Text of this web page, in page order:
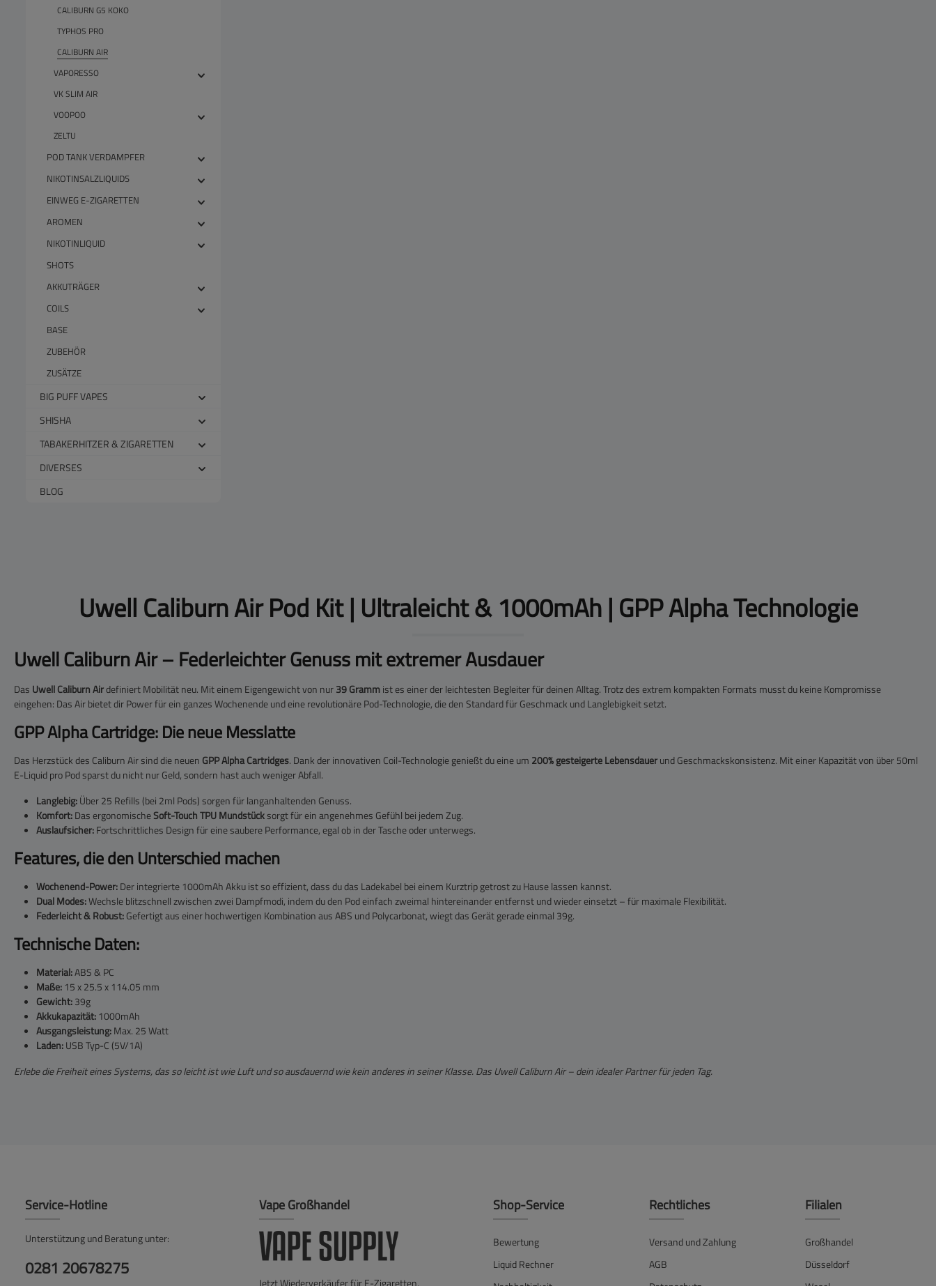
CALIBURN G5 KOKO
TYPHOS PRO
CALIBURN AIR
VAPORESSO
VK SLIM AIR
VOOPOO
ZELTU
POD TANK VERDAMPFER
NIKOTINSALZLIQUIDS
EINWEG E-ZIGARETTEN
AROMEN
NIKOTINLIQUID
SHOTS
AKKUTRÄGER
COILS
BASE
ZUBEHÖR
ZUSÄTZE
BIG PUFF VAPES
SHISHA
TABAKERHITZER & ZIGARETTEN
DIVERSES
BLOG
Uwell Caliburn Air Pod Kit | Ultraleicht & 1000mAh | GPP Alpha Technologie
Uwell Caliburn Air – Federleichter Genuss mit extremer Ausdauer
Das Uwell Caliburn Airdefiniert Mobilität neu. Mit einem Eigengewicht von nur39 Grammist es einer der leichtesten Begleiter für deinen Alltag. Trotz des extrem kompakten Formats musst du keine Kompromisse
eingehen: Das Air bietet dir Power für ein ganzes Wochenende und eine revolutionäre Pod-Technologie, die den Standard für Geschmack und Langlebigkeit setzt.
GPP Alpha Cartridge: Die neue Messlatte
Das Herzstück des Caliburn Air sind die neuen GPP Alpha Cartridges. Dank der innovativen Coil-Technologie genießt du eine um 200% gesteigerte Lebensdauerund Geschmackskonsistenz. Mit einer Kapazität von über 50ml
E-Liquid pro Pod sparst du nicht nur Geld, sondern hast auch weniger Abfall.
Langlebig:Über 25 Refills (bei 2ml Pods) sorgen für langanhaltenden Genuss.
Komfort:Das ergonomischeSoft-Touch TPU Mundstücksorgt für ein angenehmes Gefühl bei jedem Zug.
Auslaufsicher:Fortschrittliches Design für eine saubere Performance, egal ob in der Tasche oder unterwegs.
Features, die den Unterschied machen
Wochenend-Power:Der integrierte 1000mAh Akku ist so effizient, dass du das Ladekabel bei einem Kurztrip getrost zu Hause lassen kannst.
Dual Modes:Wechsle blitzschnell zwischen zwei Dampfmodi, indem du den Pod einfach zweimal hintereinander entfernst und wieder einsetzt – für maximale Flexibilität.
Federleicht & Robust:Gefertigt aus einer hochwertigen Kombination aus ABS und Polycarbonat, wiegt das Gerät gerade einmal 39g.
Technische Daten:
Material:ABS & PC
Maße: 15 x 25.5 x 114.05 mm
Gewicht:39g
Akkukapazität: 1000mAh
Ausgangsleistung:Max. 25 Watt
Laden:USB Typ-C (5V/1A)
Erlebe die Freiheit eines Systems, das so leicht ist wie Luft und so ausdauernd wie kein anderes in seiner Klasse. Das Uwell Caliburn Air – dein idealer Partner für jeden Tag.
Service-Hotline
Unterstützung und Beratung unter:
0281 20678275
Vape Großhandel
Jetzt Wiederverkäufer für E-Zigaretten,
Shop-Service
Bewertung
Liquid Rechner
Rechtliches
Versand und Zahlung
AGB
Filialen
Großhandel
Düsseldorf